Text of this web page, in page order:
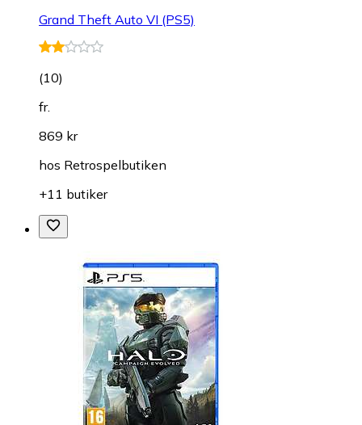
Grand Theft Auto VI (PS5)
(10)
fr.
869 kr
hos Retrospelbutiken
+11 butiker